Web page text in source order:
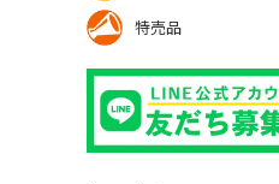
特売品